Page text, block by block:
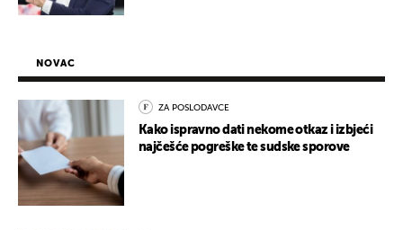
NOVAC
ZA POSLODAVCE
Kako ispravno dati nekome otkaz i izbjeći
najčešće pogreške te sudske sporove